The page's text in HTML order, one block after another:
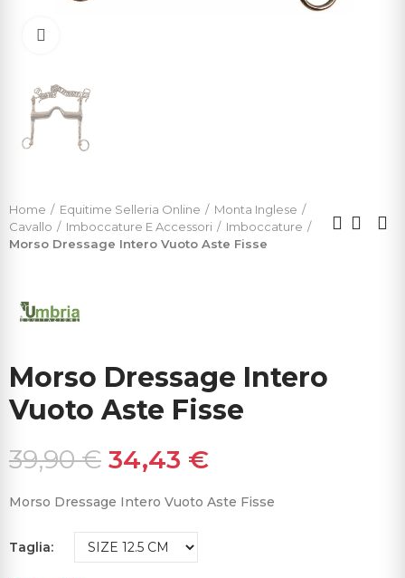
Home Equitime Selleria Online
Monta Inglese
Cavallo
Imboccature E Accessori
Imboccature
Morso Dressage Intero Vuoto Aste Fisse
Morso Dressage Intero
Vuoto Aste Fisse
39,90 € 34,43 €
Morso Dressage Intero Vuoto Aste Fisse
Taglia